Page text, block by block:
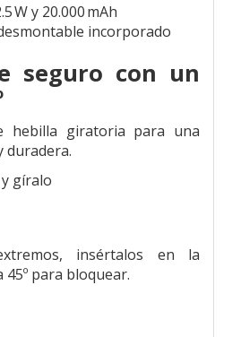
W y 20.000 mAh
incorporado
seguro con un
hebilla giratoria para una
duradera.
gíralo
insértalos en la
para bloquear.